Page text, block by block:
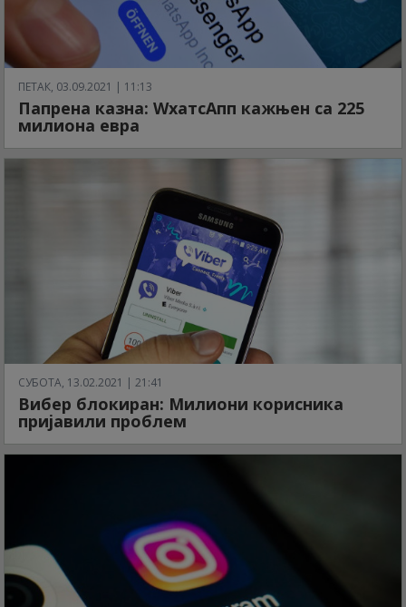
ПЕТАК, 03.09.2021 | 11:13
Папрена казна: WхатсАпп кажњен са 225
милиона евра
СУБОТА, 13.02.2021 | 21:41
Вибер блокиран: Милиони корисника
пријавили проблем